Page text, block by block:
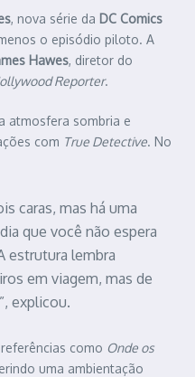
, nova série da DC Comics
o episódio piloto. A
Hawes, diretor do
Reporter.
atmosfera sombria e
com True Detective. No
caras, mas há uma
que você não espera
estrutura lembra
em viagem, mas de
explicou.
como Onde os
uma ambientação